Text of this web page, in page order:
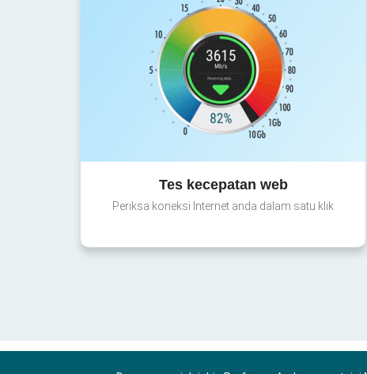
Tes kecepatan web
Periksa koneksi Internet anda dalam satu klik